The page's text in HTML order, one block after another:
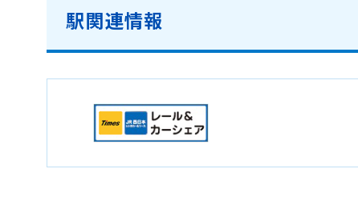
駅関連情報
新
規
ウ